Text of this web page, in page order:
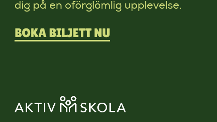
dig på en oförglömlig upplevelse.
BOKA BILJETT NU